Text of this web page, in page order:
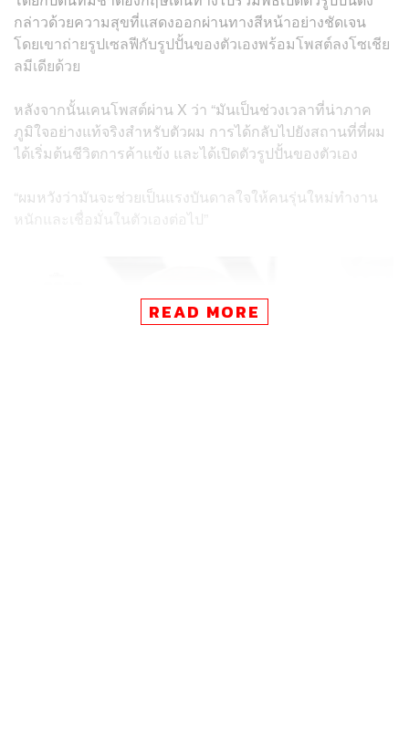
กล่าวด้วยความสุขที่แสดงออกผ่านทางสีหน้าอย่างชัดเจน
โดยเขาถ่ายรูปเซลฟีกับรูปปั้นของตัวเองพร้อมโพสต์ลงโซเชีย
ลมีเดียด้วย
หลังจากนั้นเคนโพสต์ผ่าน X ว่า “มันเป็นช่วงเวลาที่น่าภาค
ภูมิใจอย่างแท้จริงสำหรับตัวผม การได้กลับไปยังสถานที่ที่ผม
ได้เริ่มต้นชีวิตการค้าแข้ง และได้เปิดตัวรูปปั้นของตัวเอง
“ผมหวังว่ามันจะช่วยเป็นแรงบันดาลใจให้คนรุ่นใหม่ทำงาน
หนักและเชื่อมั่นในตัวเองต่อไป”
READ MORE